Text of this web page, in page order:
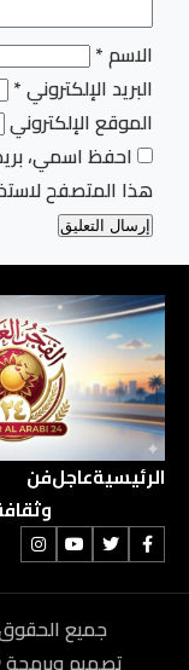
الاسم*
البريد الإلكتروني*
الموقع الإلكتروني
احفظ اسمي،
هذا المتصفح
الرئيسيةعاجلفن
جميع الحقوق محفوظة